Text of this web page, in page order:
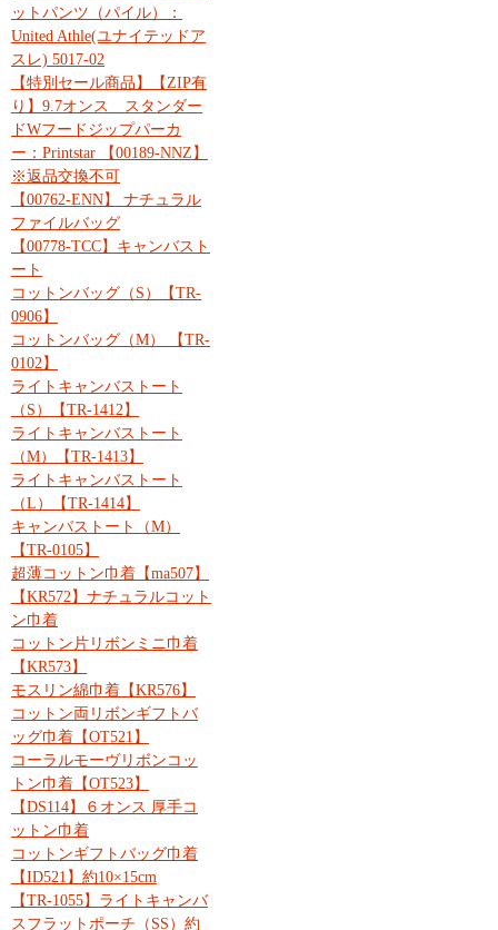
ットパンツ（パイル）：
United Athle(ユナイテッドア
スレ) 5017-02
【特別セール商品】【ZIP有
り】9.7オンス スタンダー
ドWフードジップパーカ
ー：Printstar 【00189-NNZ】
※返品交換不可
【00762-ENN】 ナチュラル
ファイルバッグ
【00778-TCC】キャンバスト
ート
コットンバッグ（S）【TR-
0906】
コットンバッグ（M） 【TR-
0102】
ライトキャンバストート
（S）【TR-1412】
ライトキャンバストート
（M）【TR-1413】
ライトキャンバストート
（L）【TR-1414】
キャンバストート（M）
【TR-0105】
超薄コットン巾着【ma507】
【KR572】ナチュラルコット
ン巾着
コットン片リボンミニ巾着
【KR573】
モスリン綿巾着【KR576】
コットン両リボンギフトバ
ッグ巾着【OT521】
コーラルモーヴリボンコッ
トン巾着【OT523】
【DS114】６オンス 厚手コ
ットン巾着
コットンギフトバッグ巾着
【ID521】約10×15cm
【TR-1055】ライトキャンバ
スフラットポーチ（SS）約